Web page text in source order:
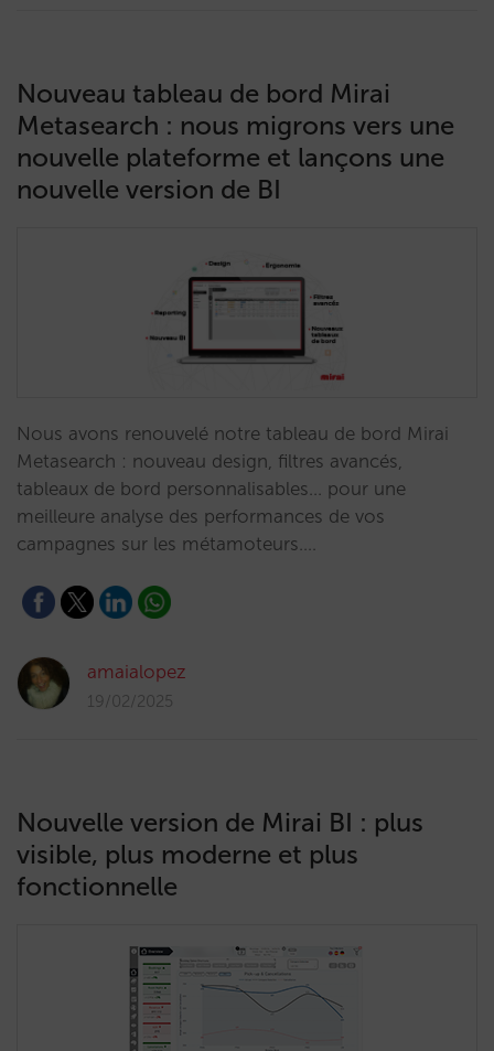
Nouveau tableau de bord Mirai
Metasearch : nous migrons vers une
nouvelle plateforme et lançons une
nouvelle version de BI
Nous avons renouvelé notre tableau de bord Mirai
Metasearch : nouveau design, filtres avancés,
tableaux de bord personnalisables... pour une
meilleure analyse des performances de vos
campagnes sur les métamoteurs.…
amaialopez
19/02/2025
Nouvelle version de Mirai BI : plus
visible, plus moderne et plus
fonctionnelle